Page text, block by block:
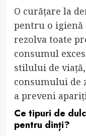
O curățare la
pentru o igienă
rezolva toate
consumul
stilului de
consumului de
a preveni
Ce tipuri de
pentru dinți?